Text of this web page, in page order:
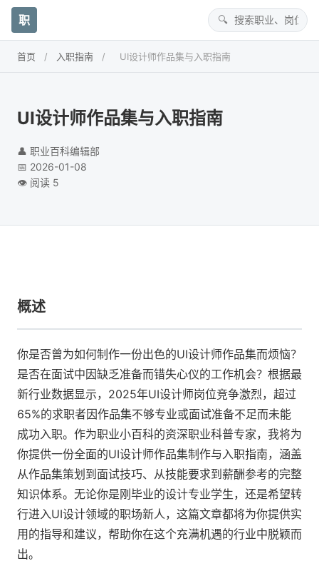
职
首页 / 入职指南 / UI设计师作品集与入职指南
UI设计师作品集与入职指南
👤 职业百科编辑部
📅 2026-01-08
👁️ 阅读 5
概述
你是否曾为如何制作一份出色的UI设计师作品集而烦恼？
是否在面试中因缺乏准备而错失心仪的工作机会？根据最
新行业数据显示，2025年UI设计师岗位竞争激烈，超过
65%的求职者因作品集不够专业或面试准备不足而未能
成功入职。作为职业小百科的资深职业科普专家，我将为
你提供一份全面的UI设计师作品集制作与入职指南，涵盖
从作品集策划到面试技巧、从技能要求到薪酬参考的完整
知识体系。无论你是刚毕业的设计专业学生，还是希望转
行进入UI设计领域的职场新人，这篇文章都将为你提供实
用的指导和建议，帮助你在这个充满机遇的行业中脱颖而
出。